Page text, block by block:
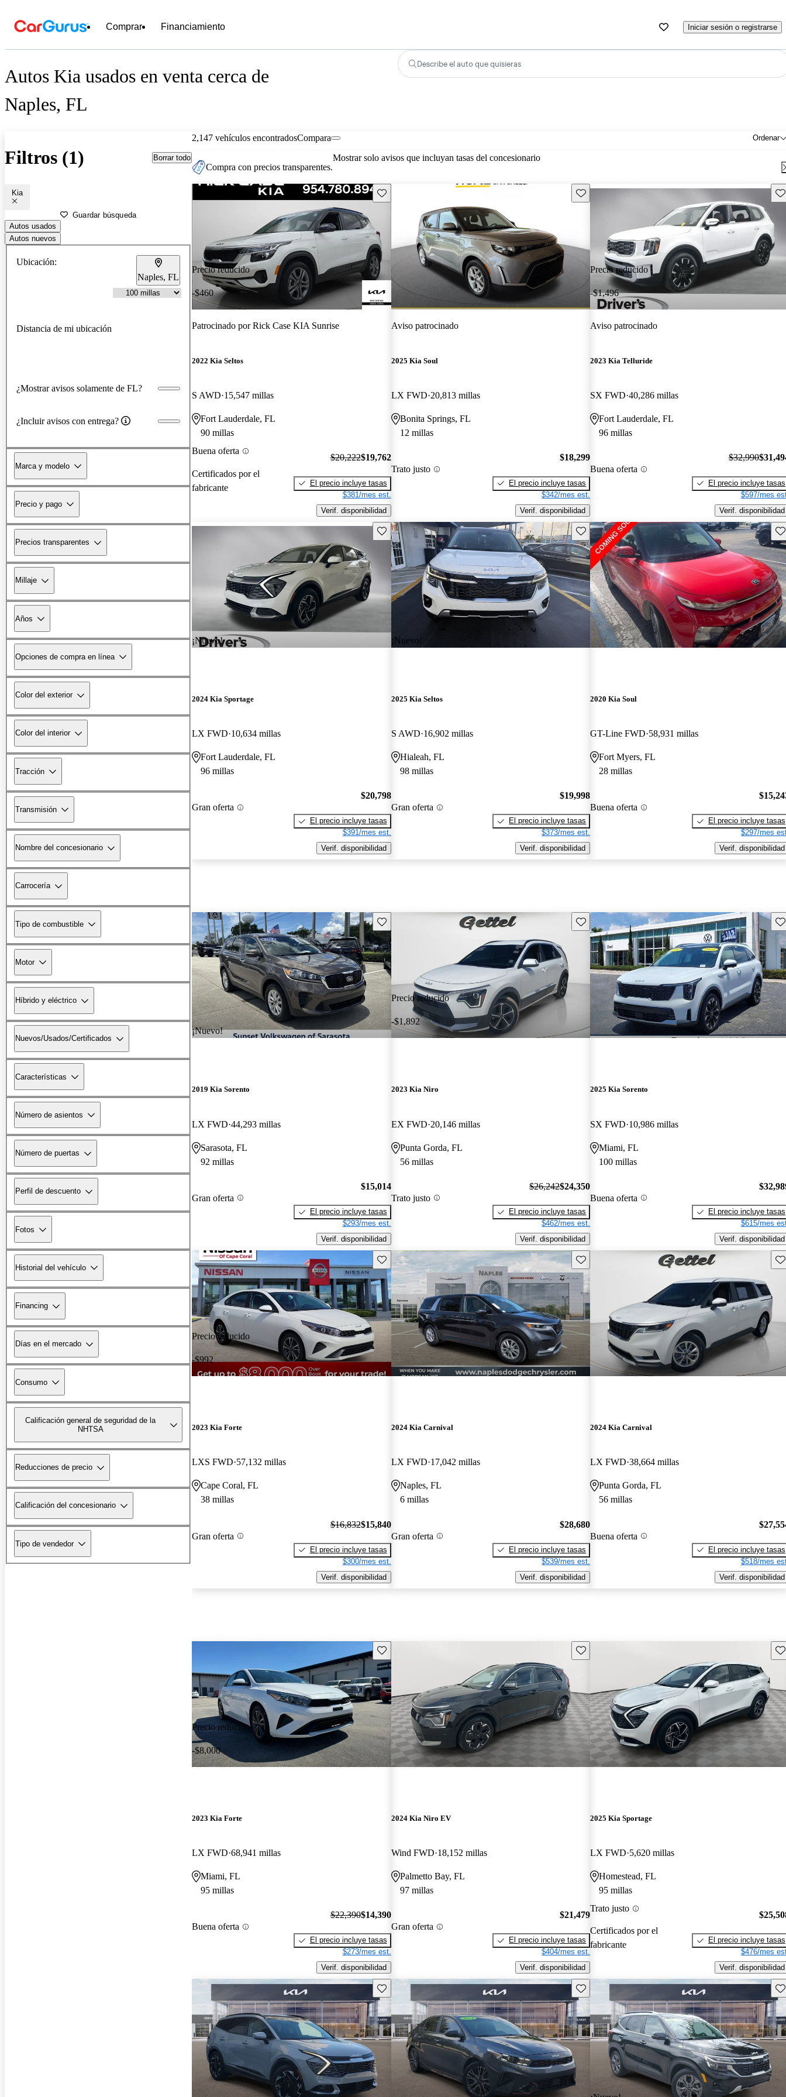
Comprar Financiamiento Iniciar sesión o registrarse
Autos Kia usados en venta cerca de
Naples, FL
Describe el auto que quisieras
Filtros (1) Borrar todo
Kia
Guardar búsqueda
Autos usados
Autos nuevos
Ubicación:
Naples, FL
Distancia de mi ubicación
¿Mostrar avisos solamente de FL?
¿Incluir avisos con entrega?
Marca y modelo
Precio y pago
Precios transparentes
Millaje
Años
Opciones de compra en línea
Color del exterior
Color del interior
Tracción
Transmisión
Nombre del concesionario
Carrocería
Tipo de combustible
Motor
Híbrido y eléctrico
Nuevos/Usados/Certificados
Características
Número de asientos
Número de puertas
Perfil de descuento
Fotos
Historial del vehículo
Financing
Días en el mercado
Consumo
Calificación general de seguridad de la
NHTSA
Reducciones de precio
Calificación del concesionario
Tipo de vendedor
2,147 vehículos encontrados Ordenar
Compara
Compra con precios transparentes.
Mostrar solo avisos que incluyan tasas del concesionario
Precio reducido
-$460
Guarda este Aviso
Patrocinado porRick Case KIA Sunrise
2022 Kia Seltos
S AWD 15,547 millas
Fort Lauderdale, FL
90 millas
Buena oferta
Certificados por el
fabricante
$20,222$19,762
El precio incluye tasas
$381/mes est.
Verif. disponibilidad
Guarda este Aviso
Aviso patrocinado
2025 Kia Soul
LX FWD 20,813 millas
Bonita Springs, FL
12 millas
Trato justo
$18,299
El precio incluye tasas
$342/mes est.
Verif. disponibilidad
Precio reducido
-$1,496
Aviso patrocinado
2023 Kia Telluride
SX FWD 40,286 millas
Fort Lauderdale, FL
96 millas
Buena oferta
$32,990
El precio incluye tasas
$597/mes
Verif. disponibilidad
¡Nuevo!
Guarda este Aviso
2024 Kia Sportage
LX FWD 10,634 millas
Fort Lauderdale, FL
96 millas
Gran oferta
$20,798
El precio incluye tasas
$391/mes est.
Verif. disponibilidad
¡Nuevo!
Guarda este Aviso
2025 Kia Seltos
S AWD 16,902 millas
Hialeah, FL
98 millas
Gran oferta
$19,998
El precio incluye tasas
$373/mes est.
Verif. disponibilidad
2020 Kia Soul
GT-Line FWD 58,931 millas
Fort Myers, FL
28 millas
Buena oferta
El precio incluye tasas
$297/mes
Verif. disponibilidad
¡Nuevo!
Guarda este Aviso
2019 Kia Sorento
LX FWD 44,293 millas
Sarasota, FL
92 millas
Gran oferta
$15,014
El precio incluye tasas
$293/mes est.
Verif. disponibilidad
Precio reducido
-$1,892
Guarda este Aviso
2023 Kia Niro
EX FWD 20,146 millas
Punta Gorda, FL
56 millas
Trato justo
$26,242$24,350
El precio incluye tasas
$462/mes est.
Verif. disponibilidad
2025 Kia Sorento
SX FWD 10,986 millas
Miami, FL
100 millas
Buena oferta
El precio incluye tasas
$615/mes
Verif. disponibilidad
Precio reducido
-$992
Guarda este Aviso
2023 Kia Forte
LXS FWD 57,132 millas
Cape Coral, FL
38 millas
Gran oferta
$16,832$15,840
El precio incluye tasas
$300/mes est.
Verif. disponibilidad
Guarda este Aviso
2024 Kia Carnival
LX FWD 17,042 millas
Naples, FL
6 millas
Gran oferta
$28,680
El precio incluye tasas
$539/mes est.
Verif. disponibilidad
2024 Kia Carnival
LX FWD 38,664 millas
Punta Gorda, FL
56 millas
Buena oferta
El precio incluye tasas
$518/mes
Verif. disponibilidad
Precio reducido
-$8,000
Guarda este Aviso
2023 Kia Forte
LX FWD 68,941 millas
Miami, FL
95 millas
Buena oferta
$22,390$14,390
El precio incluye tasas
$273/mes est.
Verif. disponibilidad
Guarda este Aviso
2024 Kia Niro EV
Wind FWD 18,152 millas
Palmetto Bay, FL
97 millas
Gran oferta
$21,479
El precio incluye tasas
$404/mes est.
Verif. disponibilidad
2025 Kia Sportage
LX FWD 5,620 millas
Homestead, FL
95 millas
Trato justo
Certificados por el
fabricante
El precio incluye tasas
$476/mes
Verif. disponibilidad
Guarda este Aviso Guarda este Aviso